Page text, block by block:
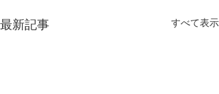
最新記事 すべて表示